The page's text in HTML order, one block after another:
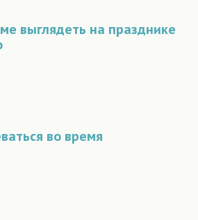
выглядеть на празднике
во время